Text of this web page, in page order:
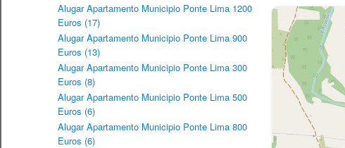
Alugar Apartamento Municipio Ponte Lima 1200
Euros (17)
Alugar Apartamento Municipio Ponte Lima 900
Euros (13)
Alugar Apartamento Municipio Ponte Lima 300
Euros (8)
Alugar Apartamento Municipio Ponte Lima 500
Euros (6)
Alugar Apartamento Municipio Ponte Lima 800
Euros (6)